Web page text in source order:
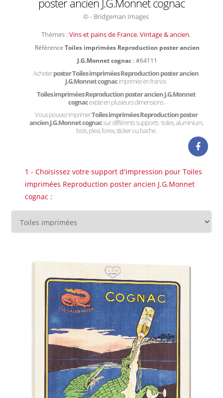
poster ancien J.G.Monnet cognac
© - Bridgeman Images
Thèmes :Vins et pains de France, Vintage & ancien,
Référence Toiles imprimées Reproduction poster ancien
J.G.Monnet cognac : #64111
Acheterposter Toiles imprimées Reproduction poster ancien
J.G.Monnet cognacimprimée en france.
Toiles imprimées Reproduction poster ancien J.G.Monnet
cognacexiste en plusieurs dimensions.
Vous pouvez imprimerToiles imprimées Reproduction poster
ancien J.G.Monnet cognacsur différents supports : toiles, aluminium,
bois, plexi, forex, sticker ou bache.
1 - Choisissez votre support d'impression pour Toiles
imprimées Reproduction poster ancien J.G.Monnet
cognac :